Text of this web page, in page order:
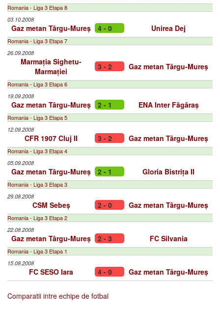
Romania - Liga 3 Etapa 8
03.10.2008
Gaz metan Târgu-Mureș 4 - 0 Unirea Dej
Romania - Liga 3 Etapa 7
26.09.2008
Marmația Sighetu-
Marmației
3 - 2 Gaz metan Târgu-Mureș
Romania - Liga 3 Etapa 6
19.09.2008
Gaz metan Târgu-Mureș 2 - 1 ENA Inter Făgăraș
Romania - Liga 3 Etapa 5
12.09.2008
CFR 1907 Cluj II 3 - 2 Gaz metan Târgu-Mureș
Romania - Liga 3 Etapa 4
05.09.2008
Gaz metan Târgu-Mureș 2 - 1 Gloria Bistrița II
Romania - Liga 3 Etapa 3
29.08.2008
CSM Sebeș 2 - 0 Gaz metan Târgu-Mureș
Romania - Liga 3 Etapa 2
22.08.2008
Gaz metan Târgu-Mureș 2 - 3 FC Silvania
Romania - Liga 3 Etapa 1
15.08.2008
FC SESO Iara 4 - 0 Gaz metan Târgu-Mureș
Comparatii intre echipe de fotbal